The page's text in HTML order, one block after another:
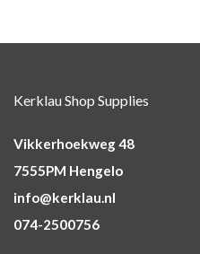
Kerklau Shop Supplies
Vikkerhoekweg 48
7555PM Hengelo
info@kerklau.nl
074-2500756